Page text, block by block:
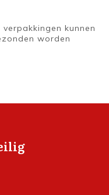
kunnen
worden